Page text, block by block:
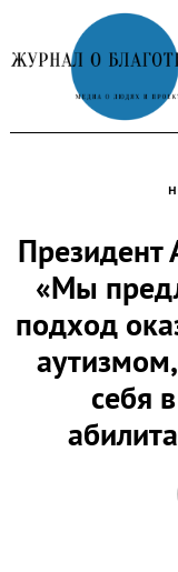
to
content
«Мы
подход
себя